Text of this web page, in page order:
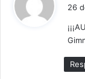
26